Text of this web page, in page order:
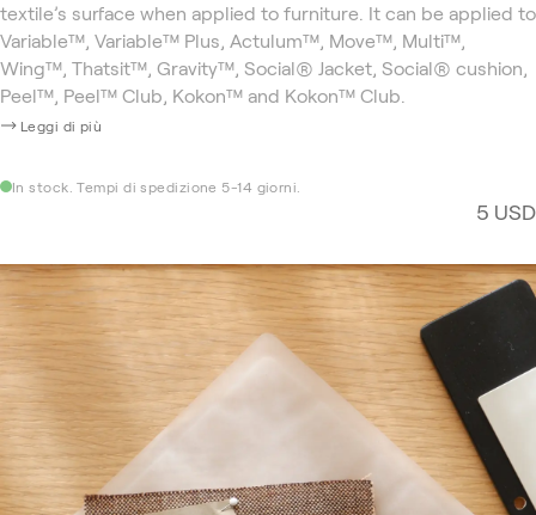
textile’s surface when applied to furniture. It can be applied to
Variable™, Variable™ Plus, Actulum™, Move™, Multi™,
Wing™, Thatsit™, Gravity™, Social® Jacket, Social® cushion,
Peel™, Peel™ Club, Kokon™ and Kokon™ Club.
Leggi di più
In stock. Tempi di spedizione 5-14 giorni.
5 USD